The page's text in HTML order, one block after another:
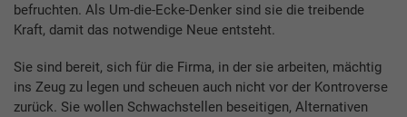
befruchten. Als Um-die-Ecke-Denker sind sie die treibende
Kraft, damit das notwendige Neue entsteht.
Sie sind bereit, sich für die Firma, in der sie arbeiten, mächtig
ins Zeug zu legen und scheuen auch nicht vor der Kontroverse
zurück. Sie wollen Schwachstellen beseitigen, Alternativen